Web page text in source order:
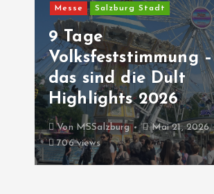
Messe Salzburg Stadt
9 Tage
Volksfeststimmung –
das sind die Dult
Highlights 2026
Von MSSalzburg
Mai 21, 2026
706 views